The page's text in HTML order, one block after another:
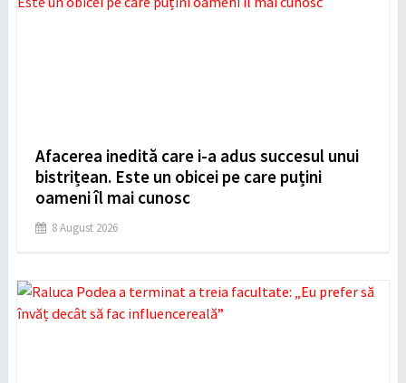
Afacerea inedită care i-a adus succesul unui
bistrițean. Este un obicei pe care puțini
oameni îl mai cunosc
8 August 2026